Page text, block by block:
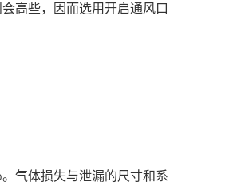
高些，因而选用开启通风口
气体损失与泄漏的尺寸和系